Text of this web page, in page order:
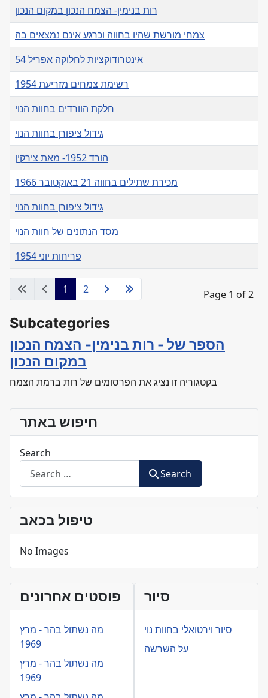
Articles
רות בנימין- הצמח הנכון במקום הנכון
צמחי מורשת שהיו בחווה וכרגע אינם נמצאים בה
אינטרודוקציות לחלוקה אפריל 54
רשימת צמחים מזריעת 1954
חלקת הוורדים בחוות הנוי
גידול ציפורן בחוות הנוי
הורד 1952- מאת צירקין
מכירת שתילים בחווה 21 באוקטובר 1966
גידול ציפורן בחוות הנוי
מסד הנתונים של חוות הנוי
פריחות יוני 1954
Page 1 of 2
1 2
Subcategories
הספר של - רות בנימין- הצמח הנכון
במקום הנכון
בקטגוריה זו נציג את הפרסומים של רות ברמת הצמח
חיפוש באתר
Search
Search
טיפול בכאב
No Images
פוסטים אחרונים
מה נשתול בהר - מרץ
1969
מה נשתול בהר - מרץ
1969
סיור
סיור וירטואלי בחוות נוי
על השרשה